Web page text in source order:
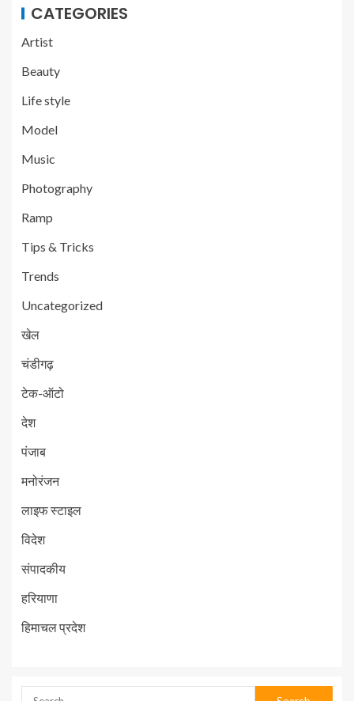
CATEGORIES
Artist
Beauty
Life style
Model
Music
Photography
Ramp
Tips & Tricks
Trends
Uncategorized
खेल
चंडीगढ़
टेक-ऑटो
देश
पंजाब
मनोरंजन
लाइफ स्टाइल
विदेश
संपादकीय
हरियाणा
हिमाचल प्रदेश